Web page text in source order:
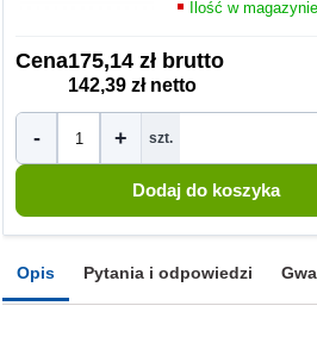
Ilość w
Cena175,14 zł brutto
142,39 zł netto
- + szt.
Opis Pytania i odpowiedzi